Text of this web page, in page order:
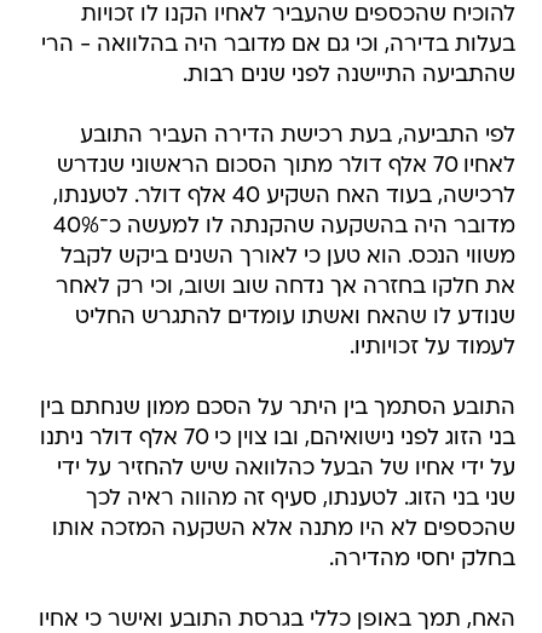
להוכיח שהכספים שהעביר לאחיו הקנו לו זכויות
בעלות בדירה, וכי גם אם מדובר היה בהלוואה - הרי
שהתביעה התיישנה לפני שנים רבות.
לפי התביעה, בעת רכישת הדירה העביר התובע
לאחיו 70 אלף דולר מתוך הסכום הראשוני שנדרש
לרכישה, בעוד האח השקיע 40 אלף דולר. לטענתו,
מדובר היה בהשקעה שהקנתה לו למעשה כ־40%
משווי הנכס. הוא טען כי לאורך השנים ביקש לקבל
את חלקו בחזרה אך נדחה שוב ושוב, וכי רק לאחר
שנודע לו שהאח ואשתו עומדים להתגרש החליט
לעמוד על זכויותיו.
התובע הסתמך בין היתר על הסכם ממון שנחתם בין
בני הזוג לפני נישואיהם, ובו צוין כי 70 אלף דולר ניתנו
על ידי אחיו של הבעל כהלוואה שיש להחזיר על ידי
שני בני הזוג. לטענתו, סעיף זה מהווה ראיה לכך
שהכספים לא היו מתנה אלא השקעה המזכה אותו
בחלק יחסי מהדירה.
האח, תמך באופן כללי בגרסת התובע ואישר כי אחיו